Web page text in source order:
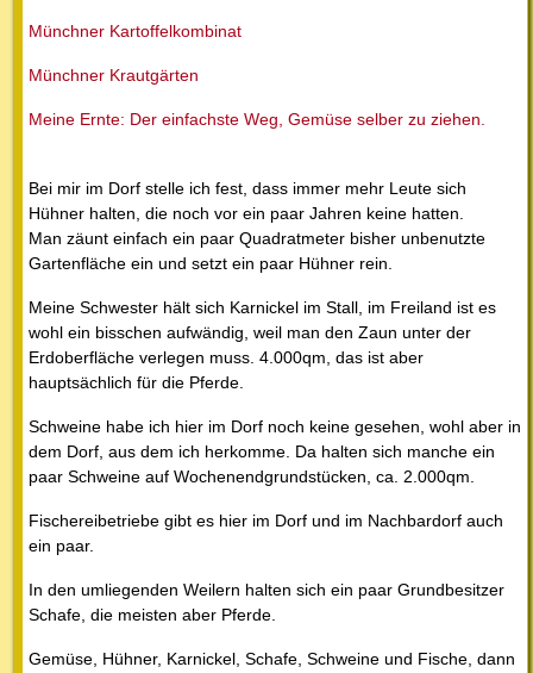
Münchner Kartoffelkombinat
Münchner Krautgärten
Meine Ernte: Der einfachste Weg, Gemüse selber zu ziehen.
Bei mir im Dorf stelle ich fest, dass immer mehr Leute sich
Hühner halten, die noch vor ein paar Jahren keine hatten.
Man zäunt einfach ein paar Quadratmeter bisher unbenutzte
Gartenfläche ein und setzt ein paar Hühner rein.
Meine Schwester hält sich Karnickel im Stall, im Freiland ist es
wohl ein bisschen aufwändig, weil man den Zaun unter der
Erdoberfläche verlegen muss. 4.000qm, das ist aber
hauptsächlich für die Pferde.
Schweine habe ich hier im Dorf noch keine gesehen, wohl aber in
dem Dorf, aus dem ich herkomme. Da halten sich manche ein
paar Schweine auf Wochenendgrundstücken, ca. 2.000qm.
Fischereibetriebe gibt es hier im Dorf und im Nachbardorf auch
ein paar.
In den umliegenden Weilern halten sich ein paar Grundbesitzer
Schafe, die meisten aber Pferde.
Gemüse, Hühner, Karnickel, Schafe, Schweine und Fische, dann